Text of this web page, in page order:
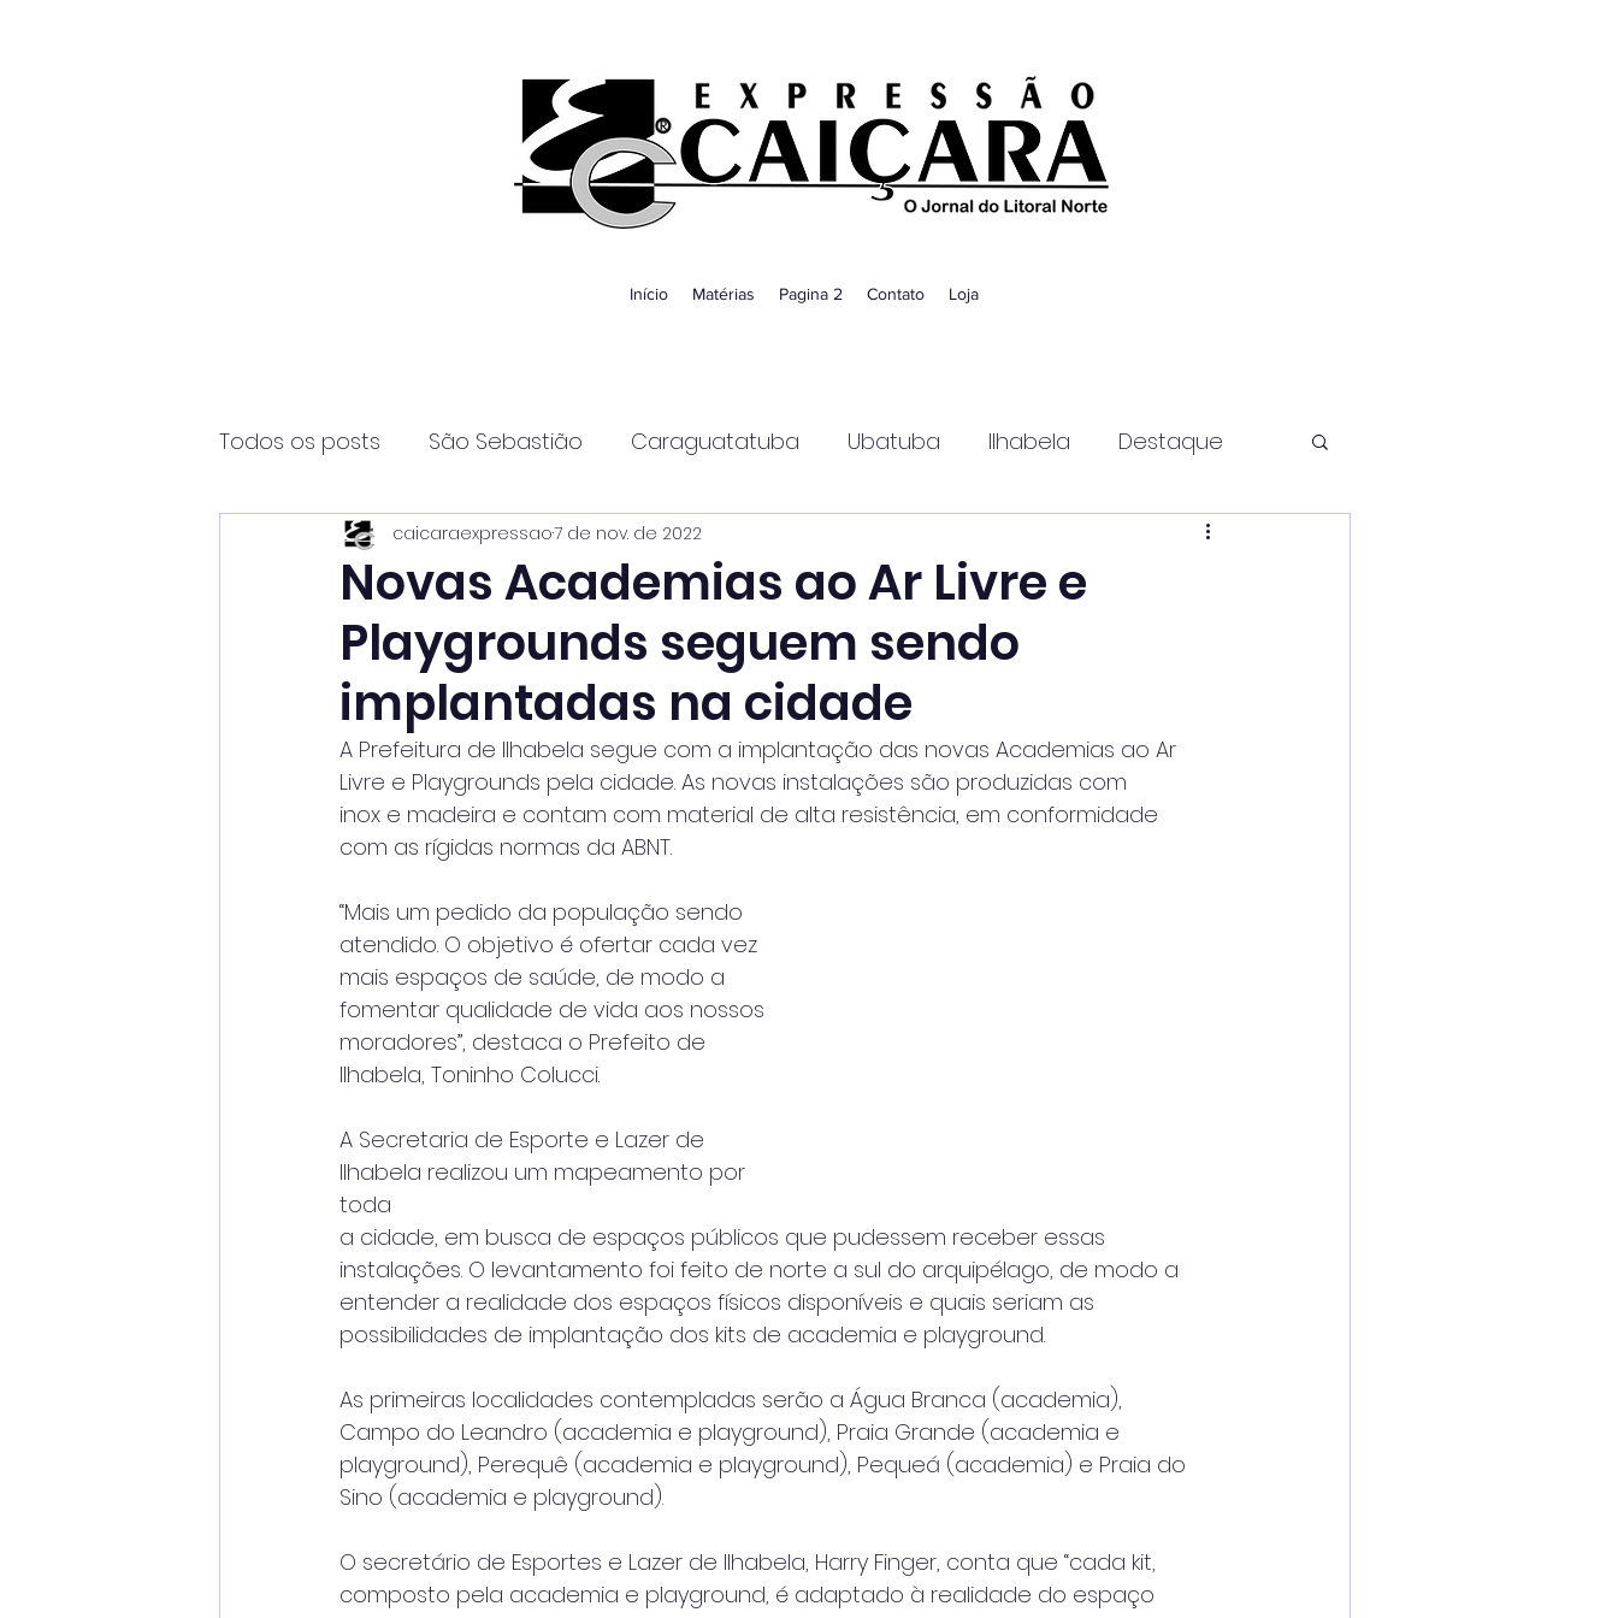
Início Matérias Pagina 2 Contato Loja
Todos os posts São Sebastião Caraguatatuba Ubatuba Ilhabela Destaque
Página2 Itanhaém Guaratinguetá
Novas Academias ao Ar Livre e
Playgrounds seguem sendo
implantadas na cidade
caicaraexpressao7 de nov. de 2022
A Prefeitura de Ilhabela segue com a implantação das novas Academias ao Ar
Livre e Playgrounds pela cidade. As novas instalações são produzidas com
inox e madeira e contam com material de alta resistência, em conformidade
com as rígidas normas da ABNT.
“Mais um pedido da população sendo
atendido. O objetivo é ofertar cada vez
mais espaços de saúde, de modo a
fomentar qualidade de vida aos nossos
moradores”, destaca o Prefeito de
Ilhabela, Toninho Colucci.
A Secretaria de Esporte e Lazer de
Ilhabela realizou um mapeamento por
toda
a cidade, em busca de espaços públicos que pudessem receber essas
instalações. O levantamento foi feito de norte a sul do arquipélago, de modo a
entender a realidade dos espaços físicos disponíveis e quais seriam as
possibilidades de implantação dos kits de academia e playground.
As primeiras localidades contempladas serão a Água Branca (academia),
Campo do Leandro (academia e playground), Praia Grande (academia e
playground), Perequê (academia e playground), Pequeá (academia) e Praia do
Sino (academia e playground).
O secretário de Esportes e Lazer de Ilhabela, Harry Finger, conta que “cada kit,
composto pela academia e playground, é adaptado à realidade do espaço